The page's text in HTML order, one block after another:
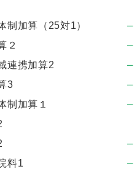
制加算（25対1）
２
連携加算2
3
制加算１
料1